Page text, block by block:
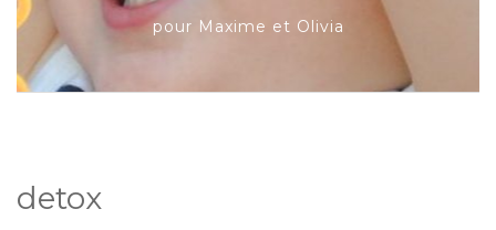
pour Maxime et Olivia
detox